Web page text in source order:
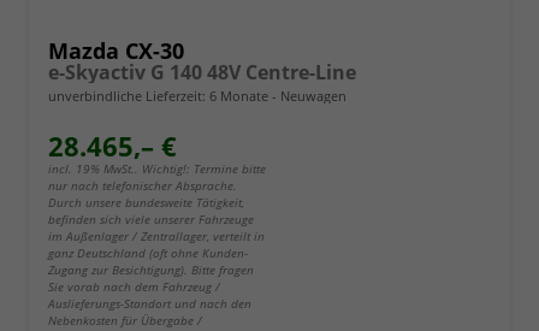
Mazda CX-30
e-Skyactiv G 140 48V Centre-Line
unverbindliche Lieferzeit: 6 Monate Neuwagen
28.465,– €
incl. 19% MwSt.. Wichtig!: Termine bitte
nur nach telefonischer Absprache.
Durch unsere bundesweite Tätigkeit,
befinden sich viele unserer Fahrzeuge
im Außenlager / Zentrallager, verteilt in
ganz Deutschland (oft ohne Kunden-
Zugang zur Besichtigung). Bitte fragen
Sie vorab nach dem Fahrzeug /
Auslieferungs-Standort und nach den
Nebenkosten für Übergabe /